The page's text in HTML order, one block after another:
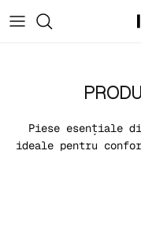
Piese esențiale
ideale pentru